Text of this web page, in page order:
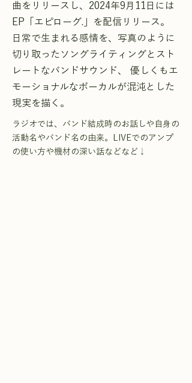
曲をリリースし、2024年9月11日には
EP「エピローグ.」を配信リリース。
日常で生まれる感情を、写真のように
切り取ったソングライティングとスト
レートなバンドサウンド、 優しくもエ
モーショナルなボーカルが混沌とした
現実を描く。
ラジオでは、バンド結成時のお話しや自身の
活動名やバンド名の由来。LIVEでのアンプ
の使い方や機材の深い話などなど↓